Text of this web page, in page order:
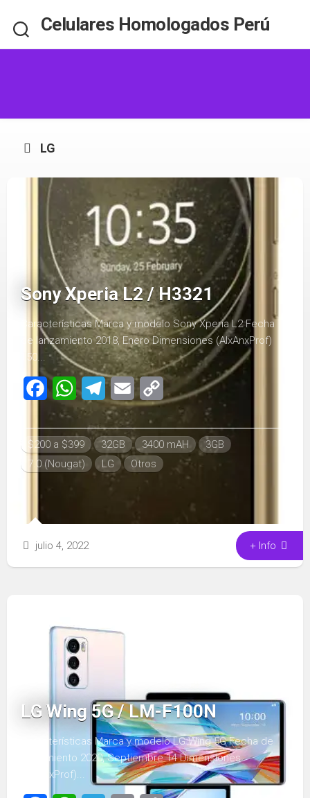
content
Celulares Homologados Perú
LG
Sony Xperia L2 / H3321
Características Marca y modelo Sony Xperia L2 Fecha
de lanzamiento 2018, Enero Dimensiones (AlxAnxProf)
150...
FacebookWhatsAppTelegram
Email Copy
Link
$200 a $399 32GB 3400 mAH
3GB
7.0 (Nougat)
LG Otros
julio 4, 2022 + Info
LG Wing 5G / LM-F100N
Características Marca y modelo LG Wing 5G Fecha de
lanzamiento 2020, Septiembre 14 Dimensiones
(AlxAnxProf)...